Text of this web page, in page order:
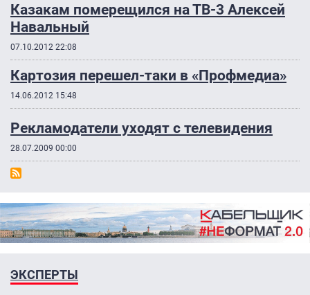
Казакам померещился на ТВ-3 Алексей
Навальный
07.10.2012 22:08
Картозия перешел-таки в «Профмедиа»
14.06.2012 15:48
Рекламодатели уходят с телевидения
28.07.2009 00:00
ЭКСПЕРТЫ